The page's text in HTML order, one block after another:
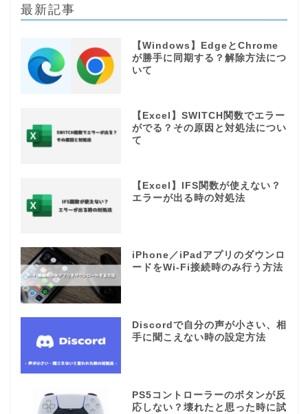
最新記事
【Windows】EdgeとChrome
が勝手に同期する？解除方法につ
いて
【Excel】SWITCH関数でエラー
がでる？その原因と対処法につい
て
【Excel】IFS関数が使えない？
エラーが出る時の対処法
iPhone／iPadアプリのダウンロ
ードをWi-Fi接続時のみ行う方法
Discordで自分の声が小さい、相
手に聞こえない時の設定方法
PS5コントローラーのボタンが反
応しない？壊れたと思った時に試